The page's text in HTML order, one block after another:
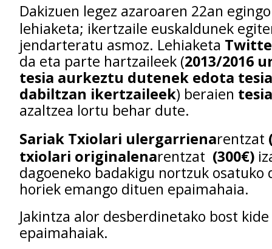
Dakizuen legez azaroaren 22an
lehiaketa; ikertzaile euskaldunek
jendarteratu asmoz. Lehiaketa Twitte
da eta parte hartzaileek (2013/2016
tesia aurkeztu dutenek edota
dabiltzan ikertzaileek) beraien
azaltzea lortu behar dute.
Sariak Txiolari ulergarrienarentzat
txiolari originalenarentzat (300€)
dagoeneko badakigu nortzuk osatuko
horiek emango dituen epaimahaia.
Jakintza alor desberdinetako bost
epaimahaiak.